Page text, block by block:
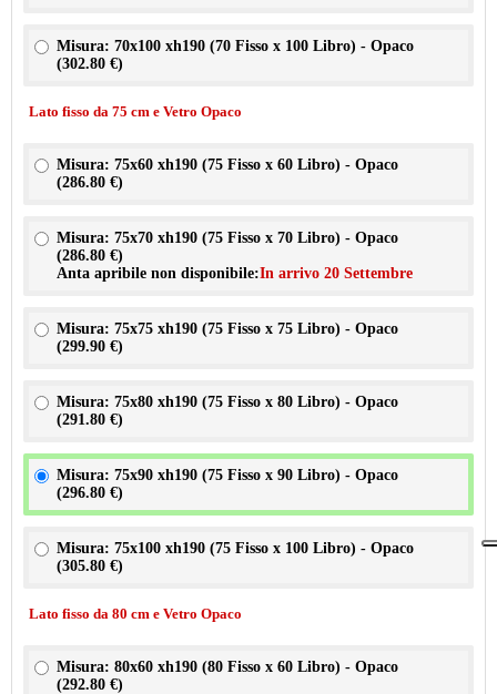
Misura: 70x100 xh190 (70 Fisso x 100 Libro) - Opaco
(302.80 €)
Lato fisso da 75 cm e Vetro Opaco
Misura: 75x60 xh190 (75 Fisso x 60 Libro) - Opaco
(286.80 €)
Misura: 75x70 xh190 (75 Fisso x 70 Libro) - Opaco
(286.80 €)
Anta apribile non disponibile:In arrivo 20 Settembre
Misura: 75x75 xh190 (75 Fisso x 75 Libro) - Opaco
(299.90 €)
Misura: 75x80 xh190 (75 Fisso x 80 Libro) - Opaco
(291.80 €)
Misura: 75x90 xh190 (75 Fisso x 90 Libro) - Opaco
(296.80 €)
Misura: 75x100 xh190 (75 Fisso x 100 Libro) - Opaco
(305.80 €)
Lato fisso da 80 cm e Vetro Opaco
Misura: 80x60 xh190 (80 Fisso x 60 Libro) - Opaco
(292.80 €)